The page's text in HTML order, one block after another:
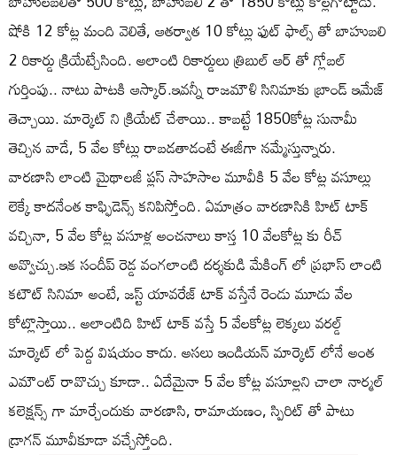
షోకి 12 కోట్ల మంది వెలితే, ఆతర్వాత 10 కోట్లు ఫుట్ ఫాల్స్ తో బాహుబలి
2 రికార్డు క్రియేట్చేసింది. అలాంటి రికార్డులు త్రిబుల్ ఆర్ తో గ్లోబల్
గుర్తింపు.. నాటు పాటకి ఆస్కార్.ఇవన్నీ రాజమౌళి సినిమాకు బ్రాండ్ ఇమేజ్
తెచ్చాయి. మార్కెట్ ని క్రియేట్ చేశాయి.. కాబట్టే 1850కోట్ల సునామీ
తెచ్చిన వాడే, 5 వేల కోట్లు రాబడతాడంటే ఈజీగా నమ్మేస్తున్నారు.
వారణాసి లాంటి మైథాలజీ ప్లస్ సాహసాల మూవీకి 5 వేల కోట్ల వసూల్లు
లెక్కే కాదనేంత కాఫ్ఫిడెన్స్ కనిపిస్తోంది. ఏమాత్రం వారణాసికి హిట్ టాక్
వచ్చినా, 5 వేల కోట్ల వసూళ్ల అంచనాలు కాస్త 10 వేలకోట్ల కు రీచ్
అవ్వొచ్చు.ఇక సందీప్ రెడ్డ వంగలాంటి దర్శకుడి మేకింగ్ లో ప్రభాస్ లాంటి
కటౌట్ సినిమా అంటే, జస్ట్ యావరేజ్ టాక్ వస్తేనే రెండు మూడు వేల
కోట్లొస్తాయి.. అలాంటిది హిట్ టాక్ వస్తే 5 వేలకోట్ల లెక్కలు వరల్డ్
మార్కెట్ లో పెద్ద విషయం కాదు. అసలు ఇండియన్ మార్కెట్ లోనే అంత
ఎమౌంట్ రావొచ్చు కూడా.. ఏదేమైనా 5 వేల కోట్ల వసూల్లని చాలా నార్మల్
కలెక్షన్స్ గా మార్చేందుకు వారణాసి, రామాయణం, స్పిరిట్ తో పాటు
డ్రాగన్ మూవీకూడా వచ్చేస్తోంది.